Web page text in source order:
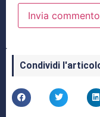
Condividi